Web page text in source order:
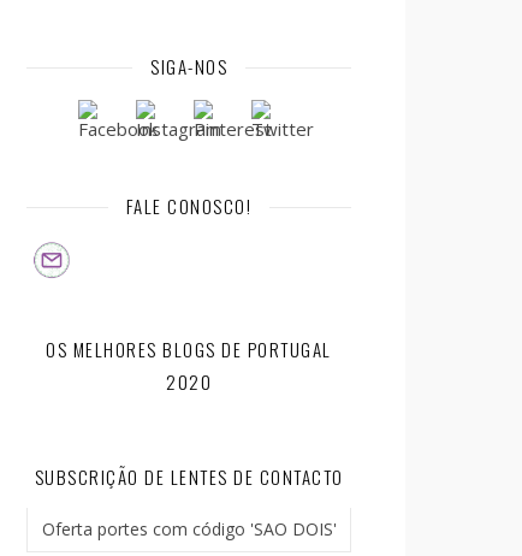
SIGA-NOS
FALE CONOSCO!
OS MELHORES BLOGS DE PORTUGAL
2020
SUBSCRIÇÃO DE LENTES DE CONTACTO
Oferta portes com código 'SAO DOIS'